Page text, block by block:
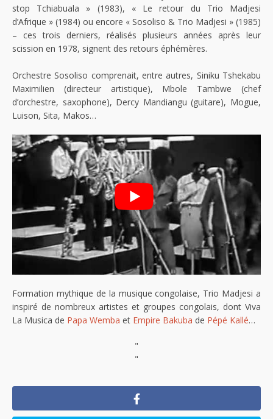
stop Tchiabuala » (1983), « Le retour du Trio Madjesi
d’Afrique » (1984) ou encore « Sosoliso & Trio Madjesi » (1985)
– ces trois derniers, réalisés plusieurs années après leur
scission en 1978, signent des retours éphémères.
Orchestre Sosoliso comprenait, entre autres, Siniku Tshekabu
Maximilien (directeur artistique), Mbole Tambwe (chef
d’orchestre, saxophone), Dercy Mandiangu (guitare), Mogue,
Luison, Sita, Makos…
Formation mythique de la musique congolaise, Trio Madjesi a
inspiré de nombreux artistes et groupes congolais, dont Viva
La Musica de Papa Wemba et Empire Bakuba de Pépé Kallé…
"
"